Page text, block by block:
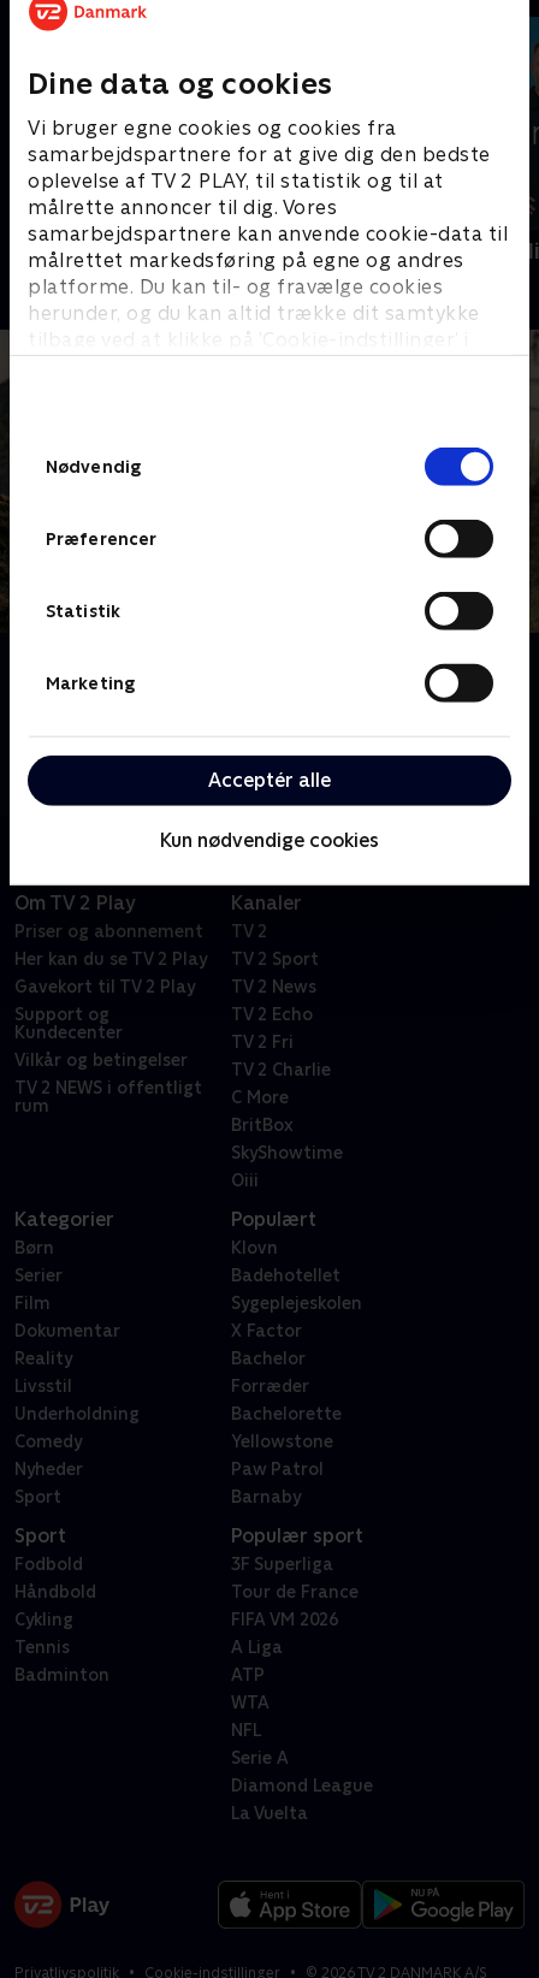
Dine data og cookies
Vi bruger egne cookies og cookies fra
samarbejdspartnere for at give dig den bedste
oplevelse af TV 2 PLAY, til statistik og til at
målrette annoncer til dig. Vores
samarbejdspartnere kan anvende cookie-data til
målrettet markedsføring på egne og andres
platforme. Du kan til- og fravælge cookies
herunder, og du kan altid trække dit samtykke
tilbage ved at klikke på ’Cookie-indstillinger’ i
Nødvendig
Præferencer
Statistik
Marketing
Acceptér alle
Kun nødvendige cookies
Catalonien Rundt
Cykling Cykling
Nu gælder det kvindernes 11. udgave af La Vuelta
rytterne køre syv barske etaper i det nordvestlige
Spanien.
Om TV 2 Play
Priser og abonnement
Her kan du se TV 2 Play
Gavekort til TV 2 Play
Support og
Kundecenter
Vilkår og betingelser
TV 2 NEWS i offentligt
rum
Kanaler
TV 2
TV 2 Sport
TV 2 News
TV 2 Echo
TV 2 Fri
TV 2 Charlie
C More
BritBox
SkyShowtime
Oiii
Kategorier
Børn
Serier
Film
Dokumentar
Reality
Livsstil
Underholdning
Comedy
Nyheder
Sport
Populært
Klovn
Badehotellet
Sygeplejeskolen
X Factor
Bachelor
Forræder
Bachelorette
Yellowstone
Paw Patrol
Barnaby
Sport
Fodbold
Håndbold
Cykling
Tennis
Badminton
Populær sport
3F Superliga
Tour de France
FIFA VM 2026
A Liga
ATP
WTA
NFL
Serie A
Diamond League
La Vuelta
Privatlivspolitik Cookie-indstillinger © 2026TV 2 DANMARK A/S